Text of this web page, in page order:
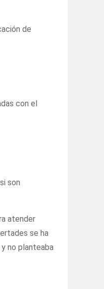
de
con el
son
atender
se ha
no planteaba